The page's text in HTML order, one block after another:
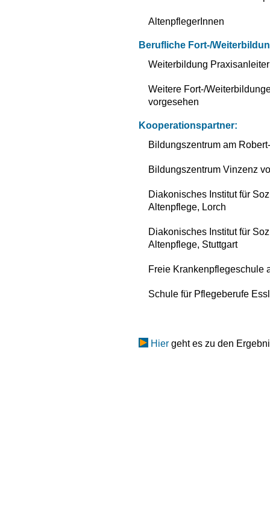
AltenpflegerInnen
Berufliche Fort-/
Weiterbildung
Weitere Fort-/
vorgesehen
Kooperationspartner:
Bildungszentrum am
Bildungszentrum Vinzenz
Diakonisches Institut für
Altenpflege, Lorch
Diakonisches Institut für
Altenpflege, Stuttgart
Freie Krankenpflegeschule
Schule für Pflegeberufe
Hier geht es zu den